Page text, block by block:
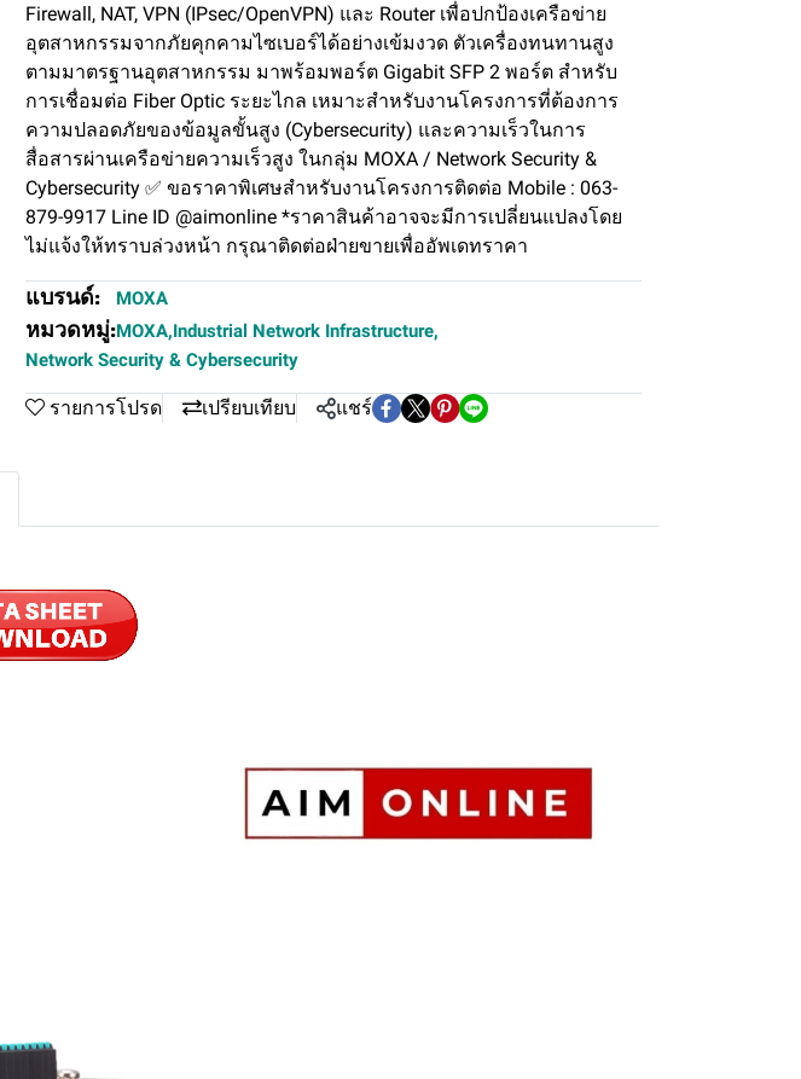
Firewall, NAT, VPN (IPsec/OpenVPN) และ Router เพื่อปกป้องเครือข่าย
อุตสาหกรรมจากภัยคุกคามไซเบอร์ได้อย่างเข้มงวด ตัวเครื่องทนทานสูง
ตามมาตรฐานอุตสาหกรรม มาพร้อมพอร์ต Gigabit SFP 2 พอร์ต สำหรับ
การเชื่อมต่อ Fiber Optic ระยะไกล เหมาะสำหรับงานโครงการที่ต้องการ
ความปลอดภัยของข้อมูลขั้นสูง (Cybersecurity) และความเร็วในการ
สื่อสารผ่านเครือข่ายความเร็วสูง ในกลุ่ม MOXA / Network Security &
Cybersecurity ✅ ขอราคาพิเศษสำหรับงานโครงการติดต่อ Mobile : 063-
879-9917 Line ID @aimonline *ราคาสินค้าอาจจะมีการเปลี่ยนแปลงโดย
ไม่แจ้งให้ทราบล่วงหน้า กรุณาติดต่อฝ่ายขายเพื่ออัพเดทราคา
แบรนด์: MOXA
หมวดหมู่:MOXA,Industrial Network Infrastructure,
Network Security & Cybersecurity
รายการโปรด เปรียบเทียบ แชร์